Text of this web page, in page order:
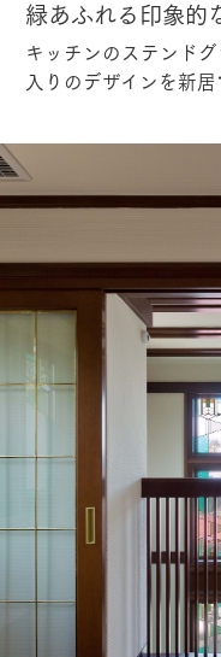
緑あふれる印象的
キッチンのステンド
入りのデザインを新居